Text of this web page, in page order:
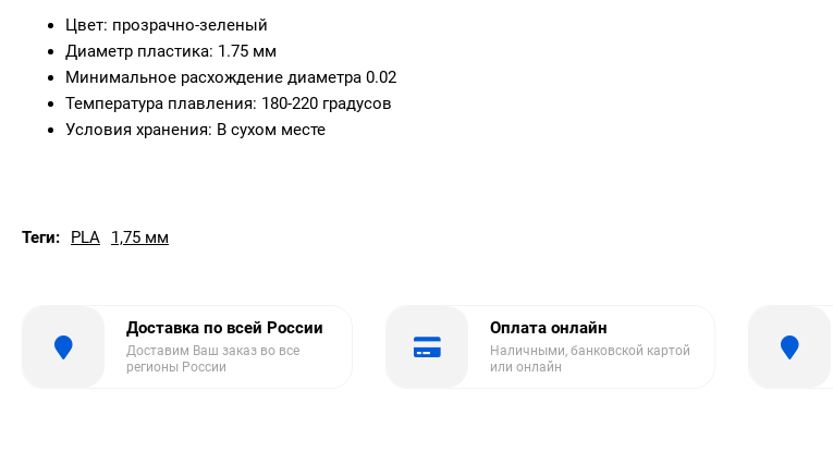
Цвет: прозрачно-зеленый
Диаметр пластика: 1.75 мм
Минимальное расхождение диаметра 0.02
Температура плавления: 180-220 градусов
Условия хранения: В сухом месте
Теги: PLA 1,75 мм
Доставка по всей России
Доставим Ваш заказ во все
регионы России
Оплата онлайн
Наличными, банковской картой
или онлайн